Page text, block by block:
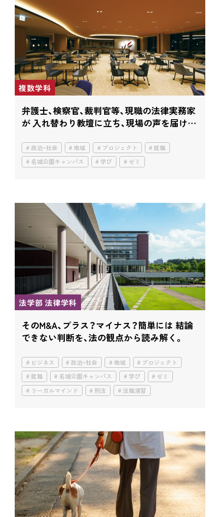
複数学科
弁護士、検察官、裁判官等、現職の法律実務家
が 入れ替わり教壇に立ち、現場の声を届け
政治・社会 地域 プロジェクト
就職
名城公園キャンパス
学び ゼミ
法学部 法律学科
そのM&A、プラス？マイナス？簡単には 結論
できない判断を、法の観点から読み解く。
ビジネス 政治・社会 地域
プロジェクト
就職
名城公園キャンパス 学び
ゼミ
リーガルマインド
刑法 法職演習